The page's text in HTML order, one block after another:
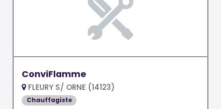
ConviFlamme
FLEURY S/ ORNE (14123)
Chauffagiste